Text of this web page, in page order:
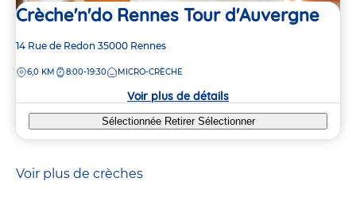
Crèche'n'do Rennes Tour d'Auvergne
Adresse
la
14 Rue de Redon 35000 Rennes
DISTANCE
6,0 KM 8:00-19:30 MICRO-CRÈCHE
Voir plus de détails
Sélectionnée Retirer Sélectionner
Voir plus de crèches